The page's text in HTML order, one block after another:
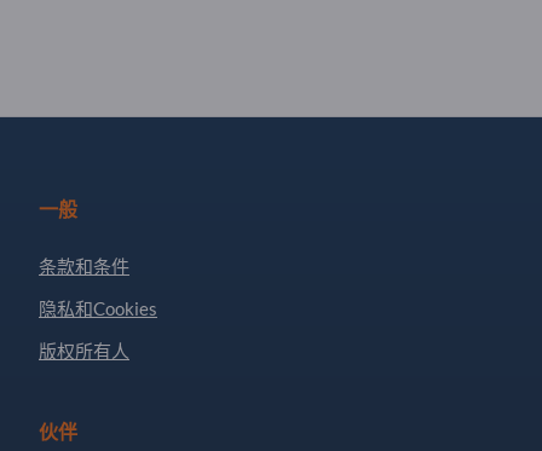
一般
条款和条件
隐私和Cookies
版权所有人
伙伴